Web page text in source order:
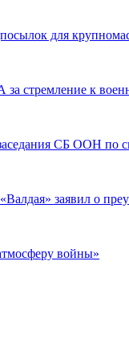
для
стремление к
СБ ООН по
заявил о
войны»